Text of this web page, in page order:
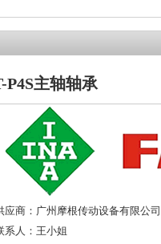
P4S主轴轴承
应商：广州摩根传动设备有限公司
系人：王小姐